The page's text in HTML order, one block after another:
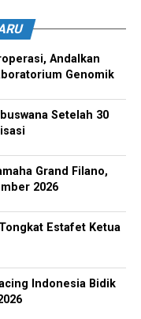
Andalkan
Genomik
Setelah 30
Grand Filano,
2026
Estafet Ketua
Indonesia Bidik